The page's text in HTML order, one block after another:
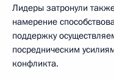
Лидеры затронули
намерение
поддержку
посредническим
конфликта.